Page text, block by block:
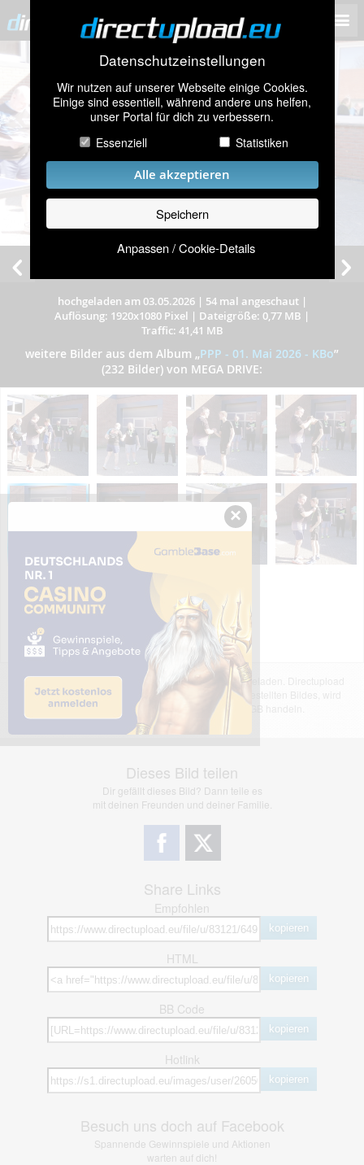
Datenschutzeinstellungen
Wir nutzen auf unserer Webseite einige Cookies.
Einige sind essentiell, während andere uns helfen,
unser Portal für dich zu verbessern.
Essenziell
Statistiken
Alle akzeptieren
Speichern
Anpassen / Cookie-Details
hochgeladen am 03.05.2026| 54 mal angeschaut|
Auflösung: 1920x1080 Pixel | Dateigröße: 0,77 MB |
Traffic: 41,41 MB
weitere Bilder aus dem Album „PPP - 01. Mai 2026 - KBo”
(232 Bilder) von MEGA DRIVE:
Das dargestellte Bild wurde von einem Nutzer hochgeladen. Directupload
übernimmt keinerlei Haftung für den Inhalt des dargestellten Bildes, wird
jedoch bei Verstößen nach §2(3) unserer AGB handeln.
Dieses Bild teilen
Dir gefällt dieses Bild? Dann teile es
mit deinen Freunden und deiner Familie.
Share Links
Empfohlen
kopieren
HTML
kopieren
BB Code
kopieren
Hotlink
kopieren
Besuch uns doch auf Facebook
Spannende Gewinnspiele und Aktionen
warten auf dich!
×